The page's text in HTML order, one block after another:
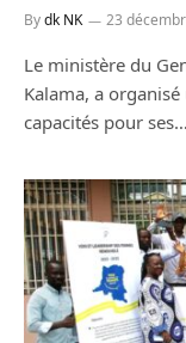
Bydk NK 23
Le ministère du
Kalama, a
capacités pour ses…